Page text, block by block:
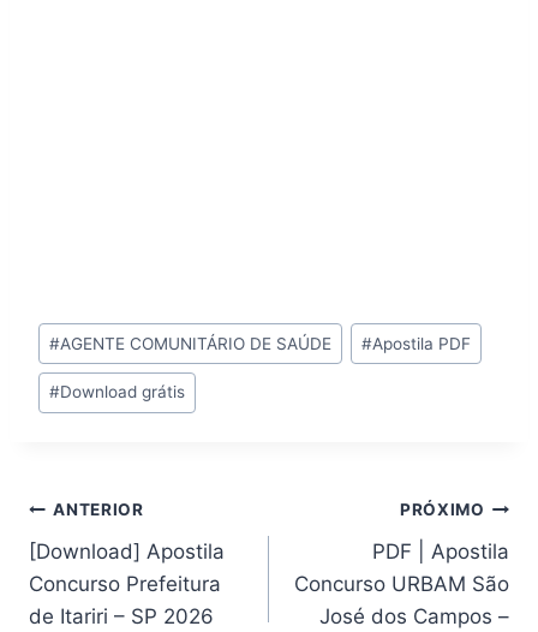
Tags
do
Post:
#AGENTE COMUNITÁRIO DE SAÚDE #Apostila PDF
#Download grátis
Navegação
de
Post
ANTERIOR
[Download] Apostila
Concurso Prefeitura
de Itariri – SP 2026
PRÓXIMO
PDF | Apostila
Concurso URBAM São
José dos Campos –